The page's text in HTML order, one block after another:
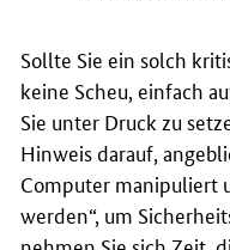
Sollte Sie ein solch
keine Scheu, einfach
Sie unter Druck zu
Hinweis darauf,
Computer manipuliert
werden“, um